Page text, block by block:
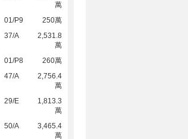
萬
01/P9
250萬
37/A
2,531.8
萬
01/P8
260萬
47/A
2,756.4
萬
29/E
1,813.3
萬
50/A
3,465.4
萬